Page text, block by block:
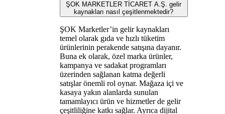
ŞOK MARKETLER TİCARET A.Ş. gelir
kaynakları nasıl çeşitlenmektedir?
ŞOK Marketler’in gelir kaynakları
temel olarak gıda ve hızlı tüketim
ürünlerinin perakende satışına dayanır.
Buna ek olarak, özel marka ürünler,
kampanya ve sadakat programları
üzerinden sağlanan katma değerli
satışlar önemli rol oynar. Mağaza içi ve
kasaya yakın alanlarda sunulan
tamamlayıcı ürün ve hizmetler de gelir
çeşitliliğine katkı sağlar. Ayrıca dijital